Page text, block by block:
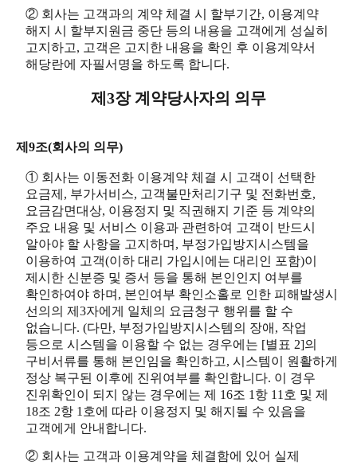
② 회사는 고객과의 계약 체결 시 할부기간, 이용계약
해지 시 할부지원금 중단 등의 내용을 고객에게 성실히
고지하고, 고객은 고지한 내용을 확인 후 이용계약서
해당란에 자필서명을 하도록 합니다.
제3장 계약당사자의 의무
제9조(회사의 의무)
① 회사는 이동전화 이용계약 체결 시 고객이 선택한
요금제, 부가서비스, 고객불만처리기구 및 전화번호,
요금감면대상, 이용정지 및 직권해지 기준 등 계약의
주요 내용 및 서비스 이용과 관련하여 고객이 반드시
알아야 할 사항을 고지하며, 부정가입방지시스템을
이용하여 고객(이하 대리 가입시에는 대리인 포함)이
제시한 신분증 및 증서 등을 통해 본인인지 여부를
확인하여야 하며, 본인여부 확인소홀로 인한 피해발생시
선의의 제3자에게 일체의 요금청구 행위를 할 수
없습니다. (다만, 부정가입방지시스템의 장애, 작업
등으로 시스템을 이용할 수 없는 경우에는 [별표 2]의
구비서류를 통해 본인임을 확인하고, 시스템이 원활하게
정상 복구된 이후에 진위여부를 확인합니다. 이 경우
진위확인이 되지 않는 경우에는 제 16조 1항 11호 및 제
18조 2항 1호에 따라 이용정지 및 해지될 수 있음을
고객에게 안내합니다.
② 회사는 고객과 이용계약을 체결함에 있어 실제